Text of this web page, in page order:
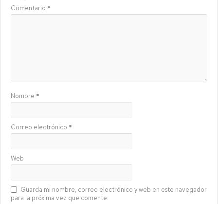
Comentario *
Nombre *
Correo electrónico *
Web
Guarda mi nombre, correo electrónico y web en este navegador
para la próxima vez que comente.